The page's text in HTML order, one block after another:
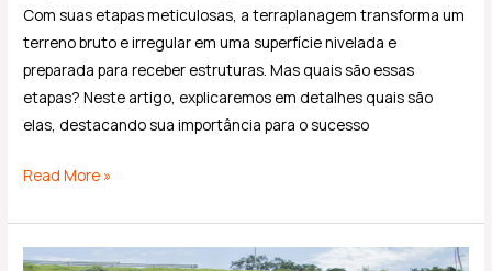
Com suas etapas meticulosas, a terraplanagem transforma um
terreno bruto e irregular em uma superfície nivelada e
preparada para receber estruturas. Mas quais são essas
etapas? Neste artigo, explicaremos em detalhes quais são
elas, destacando sua importância para o sucesso
Read More »
O